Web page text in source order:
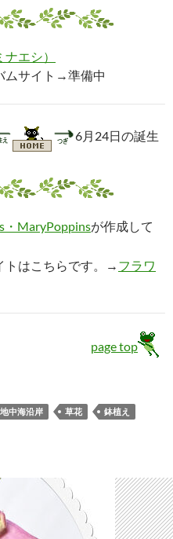
エシ）
ムサイト→準備中
6月24日の誕生
MaryPoppinsが作成して
トはこちらです。→ フラワ
page top
地中海沿岸 草花
鉢植え